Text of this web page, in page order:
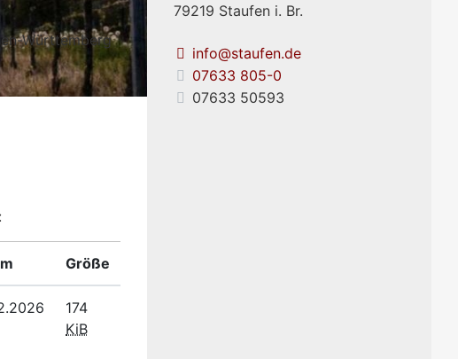
Württemberg
Größe
174
KiB
79219 Staufen i. Br.
info@staufen.de
07633 805-0
07633 50593